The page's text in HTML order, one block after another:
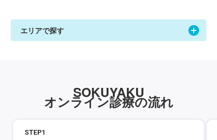
エリアで探す
SOKUYAKU
オンライン診療の流れ
STEP1